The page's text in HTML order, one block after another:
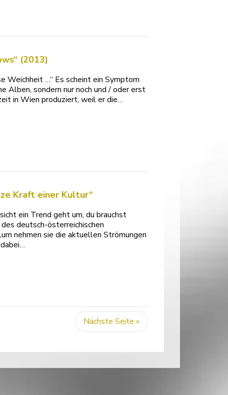
(2013)
Weichheit …“ Es scheint ein Symptom
Alben, sondern nur noch und / oder erst
in Wien produziert, weil er die…
Kraft einer Kultur“
ein Trend geht um, du brauchst
deutsch-österreichischen
nehmen sie die aktuellen Strömungen
Nächste Seite »